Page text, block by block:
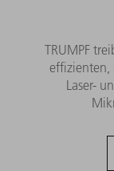
TRUMPF
effizienten,
Laser-